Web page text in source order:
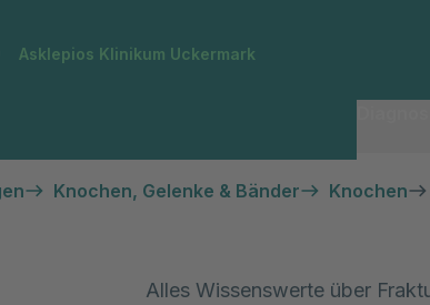
Asklepios Klinikum Uckermark
Knochen, Gelenke & Bänder Knochen
Alles Wissenswerte über